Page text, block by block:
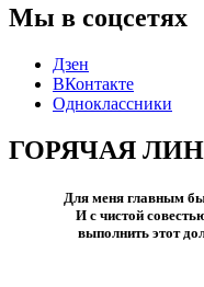
Мы в соцсетях
Дзен
ВКонтакте
Одноклассники
ГОРЯЧАЯ
Для меня главным
И с чистой
выполнить этот